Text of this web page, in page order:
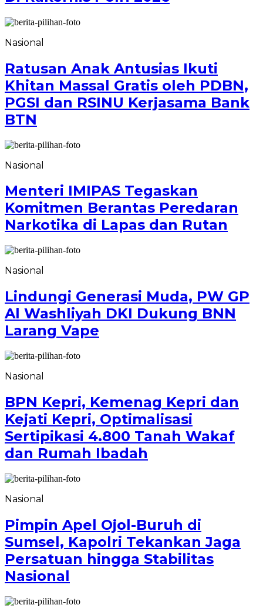
Nasional
Ratusan Anak Antusias Ikuti
Khitan Massal Gratis oleh PDBN,
PGSI dan RSINU Kerjasama Bank
BTN
Nasional
Menteri IMIPAS Tegaskan
Komitmen Berantas Peredaran
Narkotika di Lapas dan Rutan
Nasional
Lindungi Generasi Muda, PW GP
Al Washliyah DKI Dukung BNN
Larang Vape
Nasional
BPN Kepri, Kemenag Kepri dan
Kejati Kepri, Optimalisasi
Sertipikasi 4.800 Tanah Wakaf
dan Rumah Ibadah
Nasional
Pimpin Apel Ojol-Buruh di
Sumsel, Kapolri Tekankan Jaga
Persatuan hingga Stabilitas
Nasional